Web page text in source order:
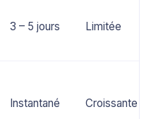
3 – 5 jours Limitée
Instantané Croissante